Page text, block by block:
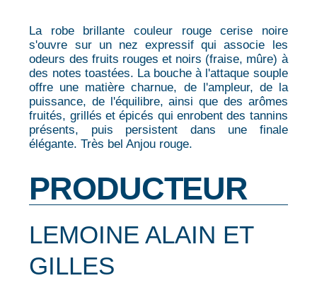
La robe brillante couleur rouge cerise noire
s'ouvre sur un nez expressif qui associe les
odeurs des fruits rouges et noirs (fraise, mûre) à
des notes toastées. La bouche à l'attaque souple
offre une matière charnue, de l'ampleur, de la
puissance, de l'équilibre, ainsi que des arômes
fruités, grillés et épicés qui enrobent des tannins
présents, puis persistent dans une finale
élégante. Très bel Anjou rouge.
PRODUCTEUR
LEMOINE ALAIN ET
GILLES